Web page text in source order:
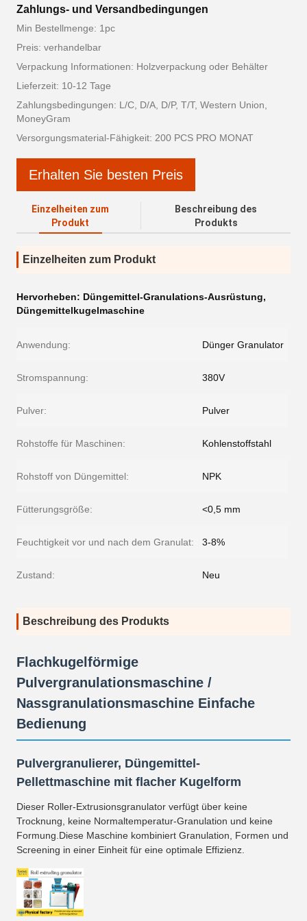
Zahlungs- und Versandbedingungen
Min Bestellmenge: 1pc
Preis: verhandelbar
Verpackung Informationen: Holzverpackung oder Behälter
Lieferzeit: 10-12 Tage
Zahlungsbedingungen: L/C, D/A, D/P, T/T, Western Union,
MoneyGram
Versorgungsmaterial-Fähigkeit: 200 PCS PRO MONAT
Erhalten Sie besten Preis
Einzelheiten zum
Produkt
Beschreibung des
Produkts
Einzelheiten zum Produkt
Hervorheben: Düngemittel-Granulations-Ausrüstung,
Düngemittelkugelmaschine
Anwendung: Dünger Granulator
Stromspannung: 380V
Pulver: Pulver
Rohstoffe für Maschinen: Kohlenstoffstahl
Rohstoff von Düngemittel: NPK
Fütterungsgröße: <0,5 mm
Feuchtigkeit vor und nach dem Granulat: 3-8%
Zustand: Neu
Beschreibung des Produkts
Flachkugelförmige
Pulvergranulationsmaschine /
Nassgranulationsmaschine Einfache
Bedienung
Pulvergranulierer, Düngemittel-
Pellettmaschine mit flacher Kugelform
Dieser Roller-Extrusionsgranulator verfügt über keine
Trocknung, keine Normaltemperatur-Granulation und keine
Formung.Diese Maschine kombiniert Granulation, Formen und
Screening in einer Einheit für eine optimale Effizienz.